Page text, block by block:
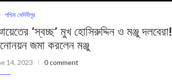
পশ্চিম মেদিনীপুর
‘স্বচ্ছ’ মুখ হোসিরুদ্দিন ও মঞ্জু দলবেরা!
জমা করলেন মঞ্জু
14, 2023 0 comment